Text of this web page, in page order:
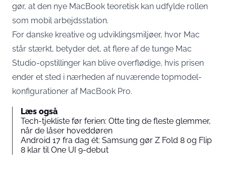
gør, at den nye MacBook teoretisk kan udfylde rollen
som mobil arbejdsstation.
For danske kreative og udviklingsmiljøer, hvor Mac
står stærkt, betyder det, at flere af de tunge Mac
Studio-opstillinger kan blive overflødige, hvis prisen
ender et sted i nærheden af nuværende topmodel-
konfigurationer af MacBook Pro.
Læs også
Tech-tjekliste før ferien: Otte ting de fleste glemmer,
når de låser hoveddøren
Android 17 fra dag ét: Samsung gør Z Fold 8 og Flip
8 klar til One UI 9-debut